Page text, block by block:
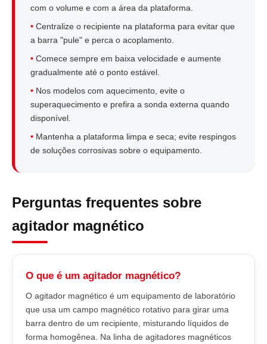
com o volume e com a área da plataforma.
• Centralize o recipiente na plataforma para evitar que
a barra "pule" e perca o acoplamento.
• Comece sempre em baixa velocidade e aumente
gradualmente até o ponto estável.
• Nos modelos com aquecimento, evite o
superaquecimento e prefira a sonda externa quando
disponível.
• Mantenha a plataforma limpa e seca; evite respingos
de soluções corrosivas sobre o equipamento.
Perguntas frequentes sobre
agitador magnético
O que é um agitador magnético?
O agitador magnético é um equipamento de laboratório
que usa um campo magnético rotativo para girar uma
barra dentro de um recipiente, misturando líquidos de
forma homogênea. Na linha de agitadores magnéticos